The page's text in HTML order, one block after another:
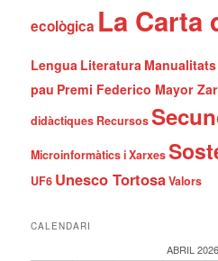
ecològica La Carta
Lengua Literatura Manualitats
pau Premi Federico Mayor
didàctiques Recursos
Microinformàtics i Xarxes
UF6 Unesco TortosaValors
CALENDARI
ABRIL 2026